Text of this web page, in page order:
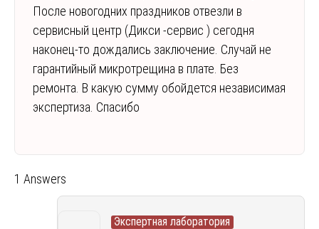
После новогодних праздников отвезли в
сервисный центр (Дикси -сервис ) сегодня
наконец-то дождались заключение. Случай не
гарантийный микротрещина в плате. Без
ремонта. В какую сумму обойдется независимая
экспертиза. Спасибо
1 Answers
Экспертная лаборатория